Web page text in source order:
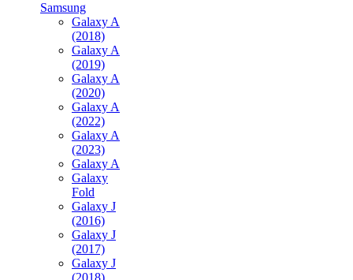
Samsung
Galaxy A
(2018)
Galaxy A
(2019)
Galaxy A
(2020)
Galaxy A
(2022)
Galaxy A
(2023)
Galaxy A
Galaxy
Fold
Galaxy J
(2016)
Galaxy J
(2017)
Galaxy J
(2018)